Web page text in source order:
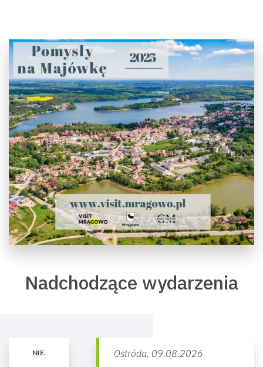
Nadchodzące wydarzenia
NIE. Ostróda, 09.08.2026